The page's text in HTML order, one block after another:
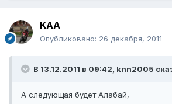
KAA
Опубликовано: 26 декабря, 2011
В 13.12.2011 в 09:42, knn2005
А следующая будет Алабай,